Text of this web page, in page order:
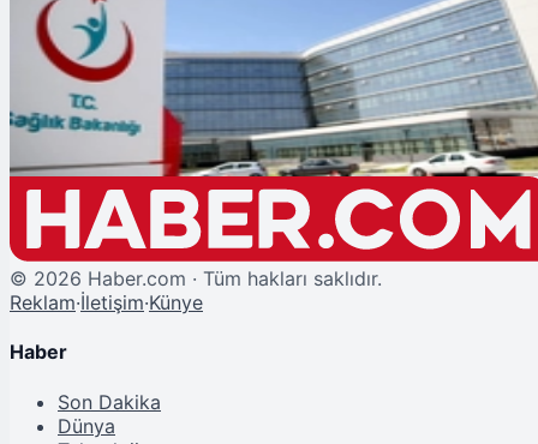
Şu An Okunan
Bakanlık 291 Kozmetik Ürün Piyasadan Toplatıyor
© 2026 Haber.com · Tüm hakları saklıdır.
Reklam·İletişim·Künye
Haber
Son Dakika
Dünya